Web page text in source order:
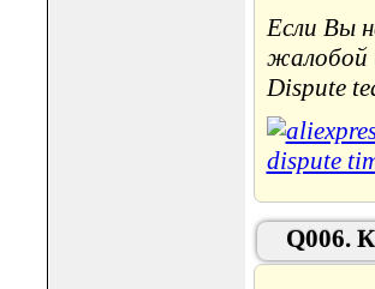
Если Вы
жалобой
Dispute
Q006.